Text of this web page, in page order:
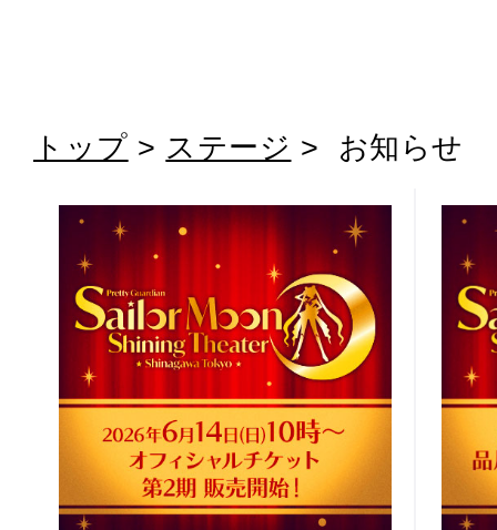
トップ > ステージ > お知らせ